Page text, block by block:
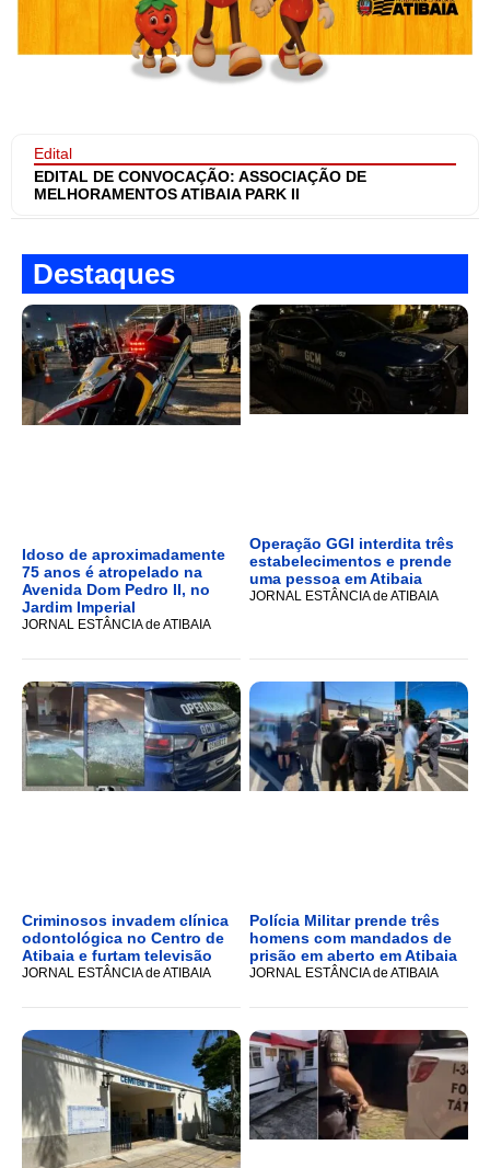
Edital
EDITAL DE CONVOCAÇÃO: ASSOCIAÇÃO DE
MELHORAMENTOS ATIBAIA PARK II
Destaques
Idoso de aproximadamente
75 anos é atropelado na
Avenida Dom Pedro II, no
Jardim Imperial
JORNAL ESTÂNCIA de ATIBAIA
Operação GGI interdita três
estabelecimentos e prende
uma pessoa em Atibaia
JORNAL ESTÂNCIA de ATIBAIA
Criminosos invadem clínica
odontológica no Centro de
Atibaia e furtam televisão
JORNAL ESTÂNCIA de ATIBAIA
Polícia Militar prende três
homens com mandados de
prisão em aberto em Atibaia
JORNAL ESTÂNCIA de ATIBAIA